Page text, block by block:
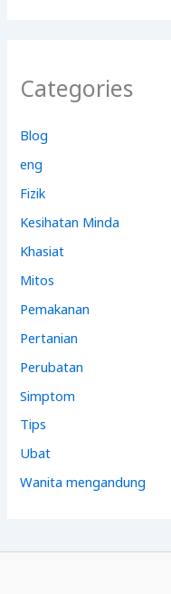
Categories
Blog
eng
Fizik
Kesihatan Minda
Khasiat
Mitos
Pemakanan
Pertanian
Perubatan
Simptom
Tips
Ubat
Wanita mengandung